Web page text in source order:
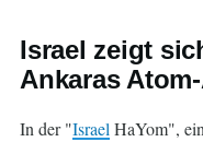
Israel zeigt
Ankaras
In der "Israel HaYom",